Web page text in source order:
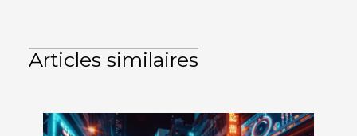
Articles similaires